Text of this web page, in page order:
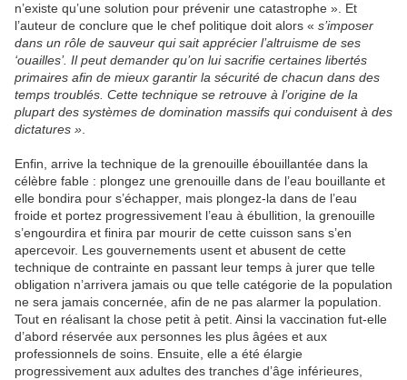
n’existe qu’une solution pour prévenir une catastrophe ». Et
l’auteur de conclure que le chef politique doit alors « s’imposer
dans un rôle de sauveur qui sait apprécier l’altruisme de ses
‘ouailles’. Il peut demander qu’on lui sacrifie certaines libertés
primaires afin de mieux garantir la sécurité de chacun dans des
temps troublés. Cette technique se retrouve à l’origine de la
plupart des systèmes de domination massifs qui conduisent à des
dictatures »
Enfin, arrive la technique de la grenouille ébouillantée dans la
célèbre fable : plongez une grenouille dans de l’eau bouillante et
elle bondira pour s’échapper, mais plongez-la dans de l’eau
froide et portez progressivement l’eau à ébullition, la grenouille
s’engourdira et finira par mourir de cette cuisson sans s’en
apercevoir. Les gouvernements usent et abusent de cette
technique de contrainte en passant leur temps à jurer que telle
obligation n’arrivera jamais ou que telle catégorie de la population
ne sera jamais concernée, afin de ne pas alarmer la population.
Tout en réalisant la chose petit à petit. Ainsi la vaccination fut-elle
d’abord réservée aux personnes les plus âgées et aux
professionnels de soins. Ensuite, elle a été élargie
progressivement aux adultes des tranches d’âge inférieures,